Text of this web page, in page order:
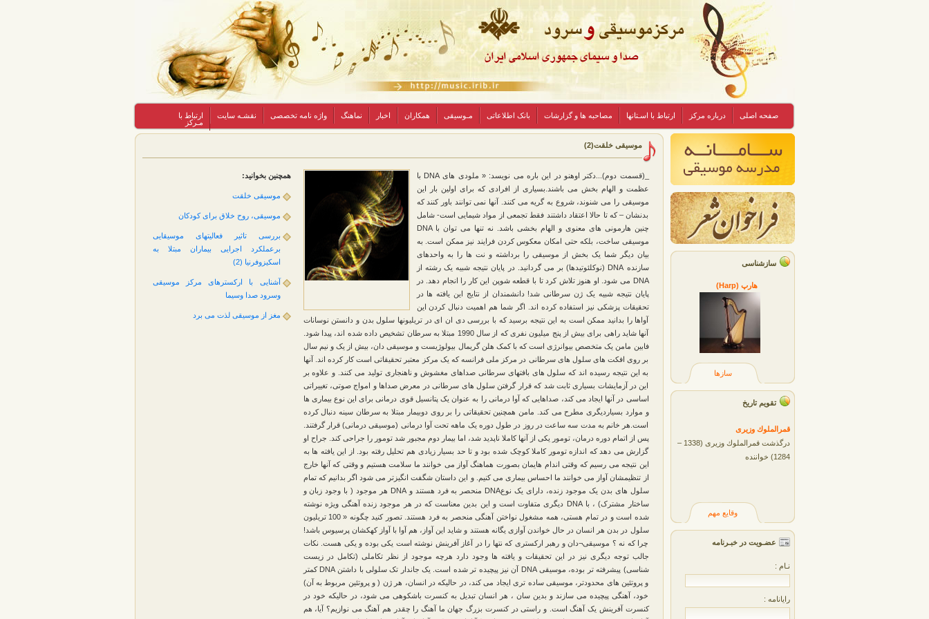
صفحه اصلی درباره مرکز ارتباط با اسـتانها مصاحبه ها و گزارشات بانک اطلاعاتی مـوسیقی همکاران اخبار نماهنگ واژه نامه تخصصی نقشـه سایت
ارتباط با
مـرکز
سازشناسی
هارپ (Harp)
سازها
تقویم تاریخ
قمرالملوك وزيری
درگذشت قمرالملوك وزیری (1338 –
1284) خواننده
وقایع مهم
عضـویت در خبـرنامه
نـام :
رایانامه :
موسیقی خلقت(2)
_(قسمت دوم)...دکتر اوهنو در این باره می نویسد: « ملودی های DNA با
عظمت و الهام بخش می باشند.بسیاری از افرادی که برای اولین بار این
موسیقی را می شنوند، شروع به گریه می کنند. آنها نمی توانند باور کنند که
بدنشان – که تا حالا اعتقاد داشتند فقط تجمعی از مواد شیمایی است- شامل
چنین هارمونی های معنوی و الهام بخشی باشد. نه تنها می توان با DNA
موسیقی ساخت، بلکه حتی امکان معکوس کردن فرایند نیز ممکن است. به
بیان دیگر شما یک بخش از موسیقی را برداشته و نت ها را به واحدهای
سازنده DNA (نوکلئوتیدها) بر می گردانید. در پایان نتیجه شبیه یک رشته از
DNA می شود. او هنوز تلاش کرد تا با قطعه شوپن این کار را انجام دهد. در
پایان نتیجه شبیه یک ژن سرطانی شد! دانشمندان از نتایج این یافته ها در
تحقیقات پزشکی نیز استفاده کرده اند. اگر شما هم اهمیت دنبال کردن این
آواها را بدانید ممکن است به این نتیجه برسید که با بررسی دی ان ای در تریلیونها سلول بدن و دانستن نوسانات
آنها شاید راهی برای بیش از پنج میلیون نفری که از سال 1990 مبتلا به سرطان تشخیص داده شده اند، پیدا شود.
فابین مامن یک متخصص بیوانرژی است که با کمک هلن گریمال بیولوژیست و موسیقی دان، بیش از یک و نیم سال
بر روی افکت های سلول های سرطانی در مرکز ملی فرانسه که یک مرکز معتبر تحقیقاتی است کار کرده اند. آنها
به این نتیجه رسیده اند که سلول های بافتهای سرطانی صداهای مغشوش و ناهنجاری تولید می کنند. و علاوه بر
این در آزمایشات بسیاری ثابت شد که قرار گرفتن سلول های سرطانی در معرض صداها و امواج صوتی، تغییراتی
اساسی در آنها ایجاد می کند، صداهایی که آوا درمانی را به عنوان یک پتانسیل قوی درمانی برای این نوع بیماری ها
و موارد بسیاردیگری مطرح می کند. مامن همچنین تحقیقاتی را بر روی دوبیمار مبتلا به سرطان سینه دنبال کرده
است.هر خانم به مدت سه ساعت در روز در طول دوره یک ماهه تحت آوا درمانی (موسیقی درمانی) قرار گرفتند.
پس از اتمام دوره درمان، تومور یکی از آنها کاملا ناپدید شد، اما بیمار دوم مجبور شد تومور را جراحی کند. جراح او
گزارش می دهد که اندازه تومور کاملا کوچک شده بود و تا حد بسیار زیادی هم تحلیل رفته بود. از این یافته ها به
این نتیجه می رسیم که وقتی اندام هایمان بصورت هماهنگ آواز می خوانند ما سلامت هستیم و وقتی که آنها خارج
از تنظیمشان آواز می خوانند ما احساس بیماری می کنیم. و این داستان شگفت انگیزتر می شود اگر بدانیم که تمام
سلول های بدن یک موجود زنده، دارای یک نوعDNA منحصر به فرد هستند و DNA هر موجود ( با وجود زبان و
ساختار مشترک) ، با DNA دیگری متفاوت است و این بدین معناست که در هر موجود زنده آهنگی ویژه نوشته
شده است و در تمام هستی، همه مشغول نواختن آهنگی منحصر به فرد هستند. تصور کنید چگونه « 100 تریلیون
سلول در بدن هر انسان در حال خواندن آوازی یگانه هستند و شاید این آواز، هم آوا با آواز کهکشان پرسیوس باشد!
چرا که نه ؟ موسیقی¬دان و رهبر ارکستری که نتها را در آغاز آفرینش نوشته است یکی بوده و یکی هست. نکات
جالب توجه دیگری نیز در این تحقیقات و یافته ها وجود دارد هرچه موجود از نظر تکاملی (تکامل در زیست
شناسی) پیشرفته تر بوده، موسیقی DNA آن نیز پیچیده تر شده است. یک جاندار تک سلولی با داشتن DNA کمتر
و پروتئین های محدودتر، موسیقی ساده تری ایجاد می کند، در حالیکه در انسان، هر ژن ( و پروتئین مربوط به آن)
خود، آهنگی پیچیده می سازند و بدین سان ، هر انسان تبدیل به کنسرت باشکوهی می شود، در حالیکه خود در
کنسرت آفرینش یک آهنگ است. و راستی در کنسرت بزرگ جهان ما آهنگ را چقدر هم آهنگ می نوازیم؟ آیا، هم
همچنین بخوانید:
موسیقی خلقت
موسیقی، روح خلاق برای کودکان
بررسی تاثیر فعالیتهای موسیقایی
برعملکرد اجرایی بیماران مبتلا به
اسکیزوفرنیا (2)
آشنایی با ارکسترهای مرکز موسیقی
وسرود صدا وسیما
مغز از موسیقی لذت می برد